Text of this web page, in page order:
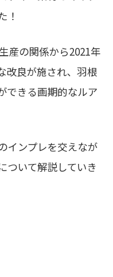
！
産の関係から2021年
改良が施され、羽根
できる画期的なルア
インプレを交えなが
ついて解説していき